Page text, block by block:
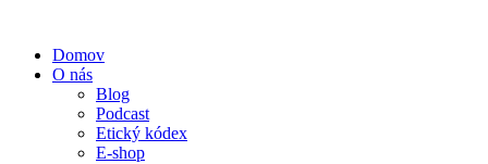
obsah
Domov
O nás
Blog
Podcast
Etický kódex
E-shop